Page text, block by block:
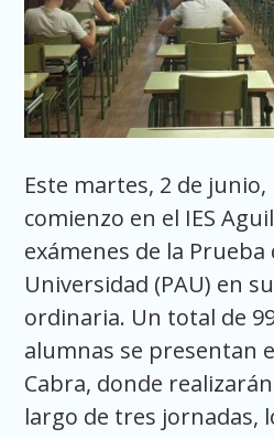
Este martes, 2 de
comienzo en el IES
exámenes de la Prueba
Universidad (PAU) en
ordinaria. Un total de
alumnas se presentan
Cabra, donde
largo de tres jornadas,